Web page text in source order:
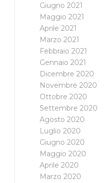
Giugno 2021
Maggio 2021
Aprile 2021
Marzo 2021
Febbraio 2021
Gennaio 2021
Dicembre 2020
Novembre 2020
Ottobre 2020
Settembre 2020
Agosto 2020
Luglio 2020
Giugno 2020
Maggio 2020
Aprile 2020
Marzo 2020